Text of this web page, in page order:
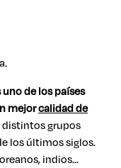
de los países
mejorcalidad de
distintos grupos
los últimos siglos.
indios…